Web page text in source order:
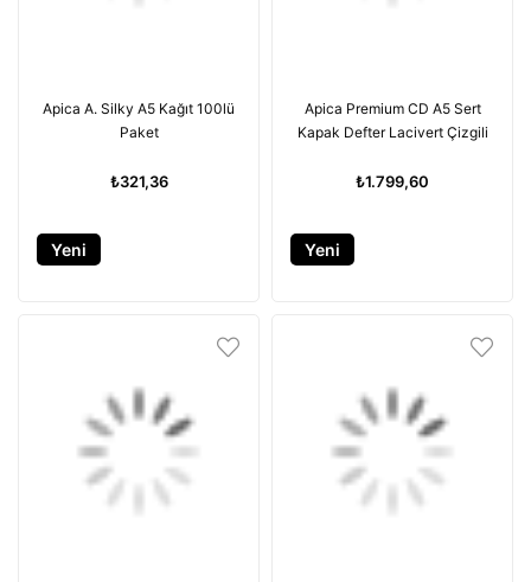
Apica A. Silky A5 Kağıt 100lü
Paket
₺321,36
Yeni
Apica Premium CD A5 Sert
Kapak Defter Lacivert Çizgili
₺1.799,60
Yeni